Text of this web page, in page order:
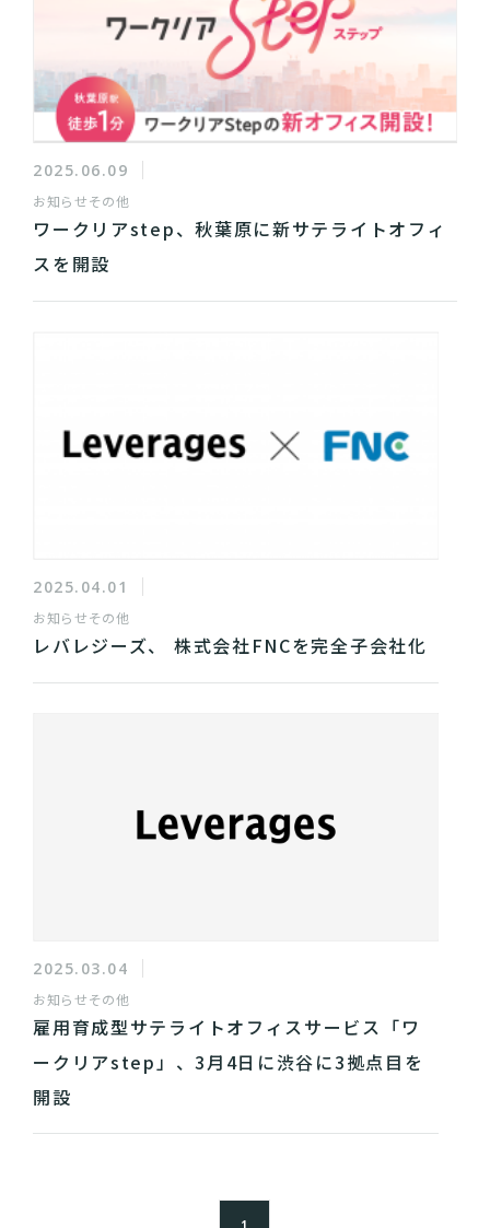
2025.06.09
お知らせその他
ワークリアstep、秋葉原に新サテライトオフィ
スを開設
2025.04.01
お知らせその他
レバレジーズ、 株式会社FNCを完全子会社化
2025.03.04
お知らせその他
雇用育成型サテライトオフィスサービス「ワ
ークリアstep」、3月4日に渋谷に3拠点目を
開設
1